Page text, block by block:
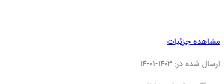
مشاهده جزئیات
ارسال شده در: ۱۴۰۳-۰۱-۱۴